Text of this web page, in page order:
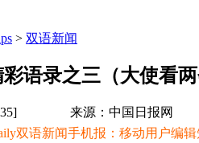
> 双语新闻
语录之三（大使看两
来源：中国日报网
双语新闻手机报：移动用户编辑